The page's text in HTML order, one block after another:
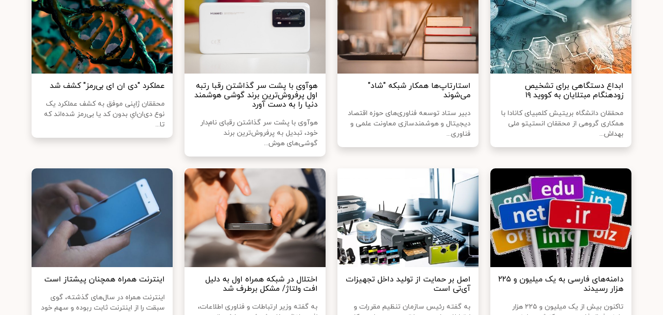
ابداع دستگاهی برای تشخیص
زودهنگام مبتلایان به کووید ۱۹
محققان دانشگاه بریتیش کلمبیای کانادا با
همکاری گروهی از محققان انستیتو ملی
بهداش...
استارتاپ‌ها همکار شبکه "شاد"
می‌شوند
دبیر ستاد توسعه فناوری‌های حوزه اقتصاد
دیجیتال و هوشمندسازی معاونت علمی و
فناوری...
هوآوی با پشت سر گذاشتن رقبا رتبه
اول پرفروش‌ترین برند گوشی‌ هوشمند
دنیا را به دست آورد
هوآوی با پشت سر گذاشتن رقبای نام‌دار
خود، تبدیل به پرفروش‌ترین برند
گوشی‌های هوش...
عملکرد "دی‌ ان‌ ای بی‌رمز" کشف شد
محققان ژاپنی موفق به کشف عملکرد یک
نوع دی‌ان‌ایِ بدون کد یا بی‌رمز شده‌اند که
تا...
دامنه‌های فارسی به یک میلیون و ۲۲۵
هزار رسیدند
تاکنون بیش از یک میلیون و ۲۲۵ هزار
اصل بر حمایت از تولید داخل تجهیزات
آی‌تی است
به گفته رئیس سازمان تنظیم مقررات و
اختلال در شبکه همراه اول به دلیل
افت ولتاژ/ مشکل برطرف شد
به گفته وزیر ارتباطات و فناوری اطلاعات،
اینترنت همراه همچنان پیشتاز است
اینترنت همراه در سال‌های گذشته، گوی
سبقت را از اینترنت ثابت ربوده و سهم خود